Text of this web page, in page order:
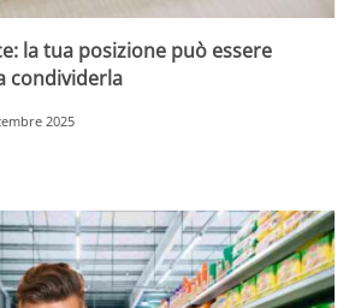
la tua posizione può essere
condividerla
2025